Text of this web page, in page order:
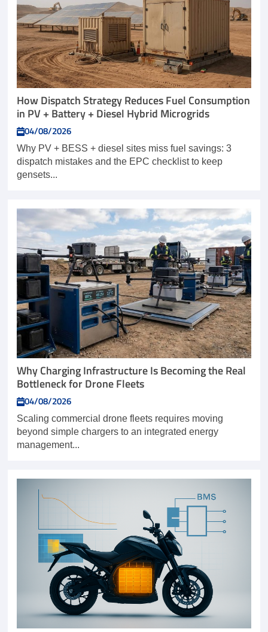
How Dispatch Strategy Reduces Fuel Consumption
in PV + Battery + Diesel Hybrid Microgrids
04/08/2026
Why PV + BESS + diesel sites miss fuel savings: 3
dispatch mistakes and the EPC checklist to keep
gensets...
Why Charging Infrastructure Is Becoming the Real
Bottleneck for Drone Fleets
04/08/2026
Scaling commercial drone fleets requires moving
beyond simple chargers to an integrated energy
management...